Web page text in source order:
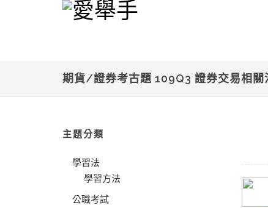
期貨/證券考古題 109Q3 證券交易相關
主題分類
學習法
學習方法
公職考試